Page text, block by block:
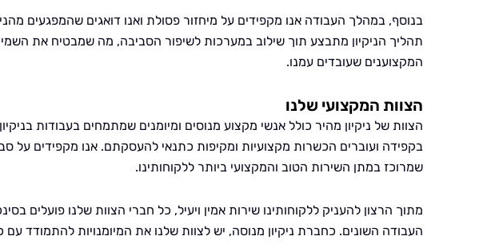
בנוסף, במהלך העבודה אנו מקפידים על מיחזור פסולת ואנו דואגים שהמפגעים
תהליך הניקיון מתבצע תוך שילוב במערכות לשיפור הסביבה, מה שמבטיח את
המקצוענים שעובדים עמנו.
הצוות המקצועי שלנו
הצוות של ניקיון מהיר כולל אנשי מקצוע מנוסים ומיומנים שמתמחים בעבודות
בקפידה ועוברים הכשרות מקצועיות ומקיפות כתנאי להעסקתם. אנו מקפידים על
שמרוכז במתן השירות הטוב והמקצועי ביותר ללקוחותינו.
מתוך הרצון להעניק ללקוחותינו שירות אמין ויעיל, כל חברי הצוות שלנו פועלים
העבודה השונים. כחברת ניקיון מנוסה, יש לצוות שלנו את המיומנויות להתמודד עם